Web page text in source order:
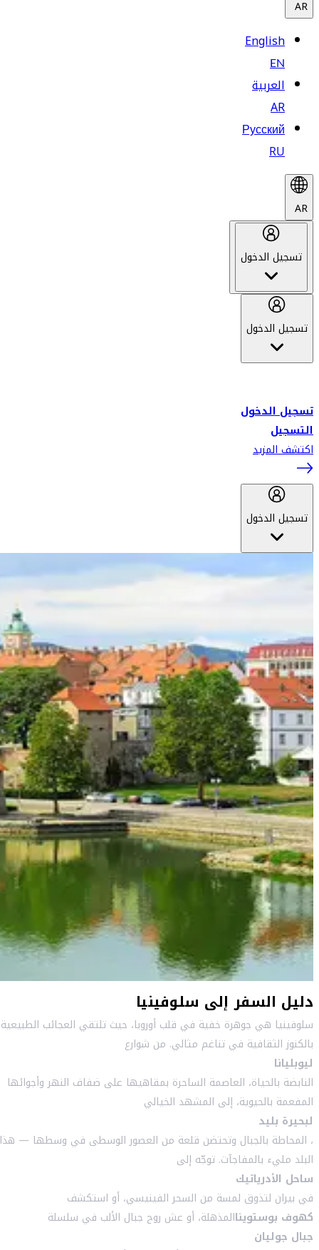
AR
English
EN
العربية
AR
Русский
RU
AR
تسجيل الدخول
تسجيل الدخول
تسجيل الدخول
التسجيل
اكتشف المزيد
تسجيل الدخول
دليل السفر إلى سلوفينيا
سلوفينيا هي جوهرة خفية في قلب أوروبا، حيث تلتقي العجائب الطبيعية
بالكنوز الثقافية في تناغم مثالي. من شوارع
ليوبليانا
النابضة بالحياة، العاصمة الساحرة بمقاهيها على ضفاف النهر وأجوائها
المفعمة بالحيوية، إلى المشهد الخيالي
لبحيرة بليد
، المحاطة بالجبال وتحتضن قلعة من العصور الوسطى في وسطها — هذا
البلد مليء بالمفاجآت. توجّه إلى
ساحل الأدرياتيك
في بيران لتذوق لمسة من السحر الفينيسي، أو استكشف
كهوف بوستويناالمذهلة، أو عش روح جبال الألب في سلسلة
جبال جوليان